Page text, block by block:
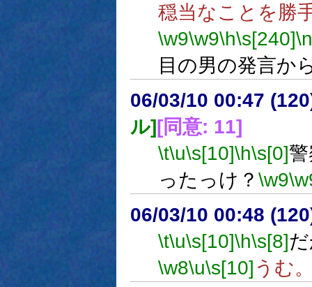
穏当なことを勝
\w9\w9\h\s[240]\n
目の男の発言か
06/03/10 00:47
ル][同意: 11]
\t\u\s[10]\h\s[0]
ったっけ？ \w9
06/03/10 00:48
\t\u\s[10]\h\s[8]
\w8\u\s[10] うむ